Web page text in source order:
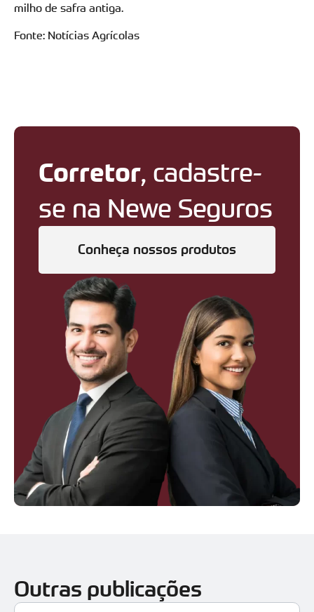
milho de safra antiga.
Fonte: Notícias Agrícolas
Corretor, cadastre-
se na Newe Seguros
Conheça nossos produtos
Outras publicações